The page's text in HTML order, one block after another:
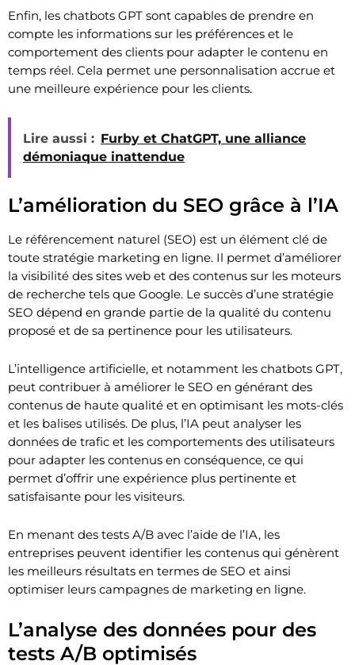
Enfin, les chatbots GPT sont capables de prendre en
compte les informations sur les préférences et le
comportement des clients pour adapter le contenu en
temps réel. Cela permet une personnalisation accrue et
une meilleure expérience pour les clients.
Lire aussi : Furby et ChatGPT, une alliance
démoniaque inattendue
L’amélioration du SEO grâce à l’IA
Le référencement naturel (SEO) est un élément clé de
toute stratégie marketing en ligne. Il permet d’améliorer
la visibilité des sites web et des contenus sur les moteurs
de recherche tels que Google. Le succès d’une stratégie
SEO dépend en grande partie de la qualité du contenu
proposé et de sa pertinence pour les utilisateurs.
L’intelligence artificielle, et notamment les chatbots GPT,
peut contribuer à améliorer le SEO en générant des
contenus de haute qualité et en optimisant les mots-clés
et les balises utilisés. De plus, l’IA peut analyser les
données de trafic et les comportements des utilisateurs
pour adapter les contenus en conséquence, ce qui
permet d’offrir une expérience plus pertinente et
satisfaisante pour les visiteurs.
En menant des tests A/B avec l’aide de l’IA, les
entreprises peuvent identifier les contenus qui génèrent
les meilleurs résultats en termes de SEO et ainsi
optimiser leurs campagnes de marketing en ligne.
L’analyse des données pour des
tests A/B optimisés